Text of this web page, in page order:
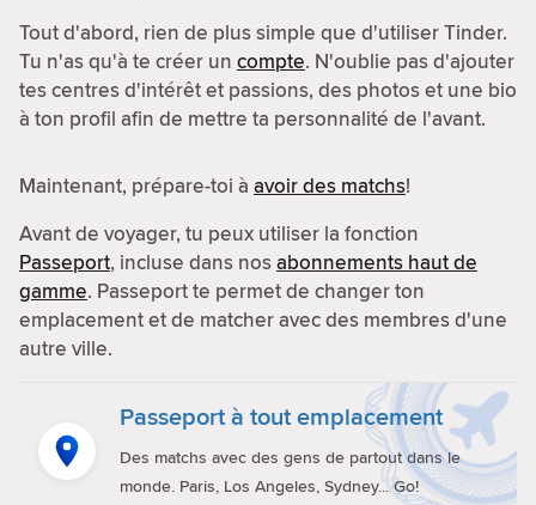
Tout d'abord, rien de plus simple que d'utiliser Tinder.
Tu n'as qu'à te créer un compte. N'oublie pas d'ajouter
tes centres d'intérêt et passions, des photos et une bio
à ton profil afin de mettre ta personnalité de l'avant.
Maintenant, prépare-toi à avoir des matchs!
Avant de voyager, tu peux utiliser la fonction
Passeport, incluse dans nosabonnements haut de
gamme. Passeport te permet de changer ton
emplacement et de matcher avec des membres d'une
autre ville.
Passeport à tout emplacement
Des matchs avec des gens de partout dans le
monde. Paris, Los Angeles, Sydney... Go!